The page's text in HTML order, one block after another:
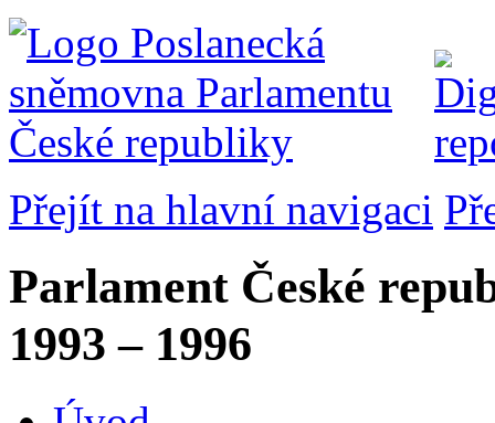
Přejít na hlavní navigaci
Parlament České
1993 – 1996